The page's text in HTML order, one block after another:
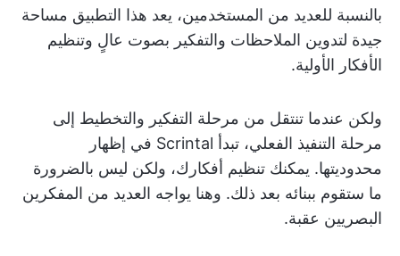
بالنسبة للعديد من المستخدمين، يعد هذا التطبيق مساحة
جيدة لتدوين الملاحظات والتفكير بصوت عالٍ وتنظيم
الأفكار الأولية.
ولكن عندما تنتقل من مرحلة التفكير والتخطيط إلى
مرحلة التنفيذ الفعلي، تبدأ Scrintal في إظهار
محدوديتها. يمكنك تنظيم أفكارك، ولكن ليس بالضرورة
ما ستقوم ببنائه بعد ذلك. وهنا يواجه العديد من المفكرين
البصريين عقبة.